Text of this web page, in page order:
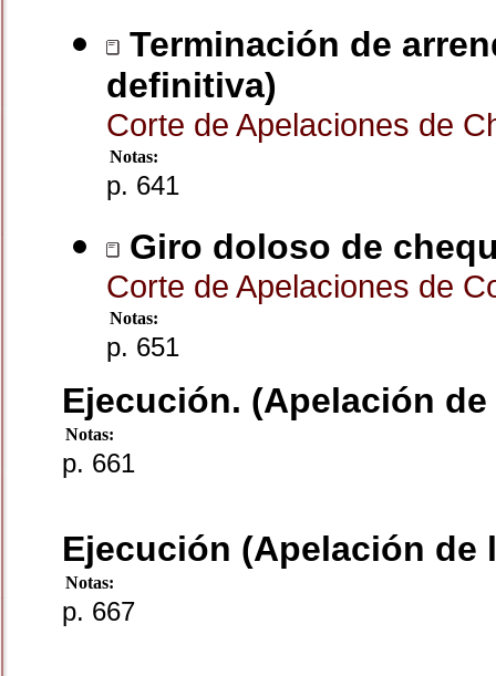
Terminación de
definitiva)
Corte de Apelaciones de
Notas:
p. 641
Giro doloso de
Corte de Apelaciones de
Notas:
p. 651
Ejecución. (Apelación
Notas:
p. 661
Ejecución (Apelación
Notas:
p. 667